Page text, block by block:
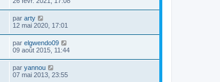
par arty
12 mai 2020, 17:01
par elgwendo09
09 août 2015, 11:44
par yannou
07 mai 2013, 23:55